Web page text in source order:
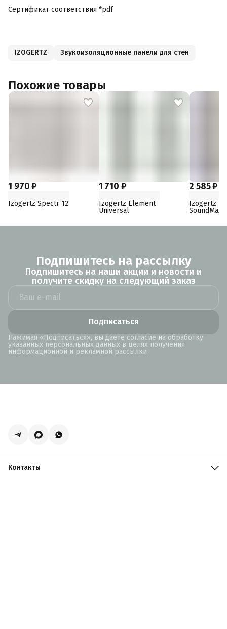
Сертификат соответствия *pdf
IZOGERTZ Звукоизоляционные панели для стен
Похожие товары
1 970 ₽
Izogertz Spectr 12
1 710 ₽
Izogertz Element
Universal
2 585 ₽
Izogertz
SoundMax
Подпишитесь на рассылку
Подпишитесь на наши акции и новости и
получите скидку на следующий заказ
Подписаться
Нажимая «Подписаться», вы даете согласие на обработку
указанных персональных данных в целях получения
информационной и рекламной рассылки
Контакты